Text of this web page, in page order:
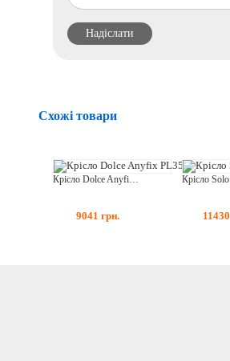
Схожі товари
9041 грн. 11430